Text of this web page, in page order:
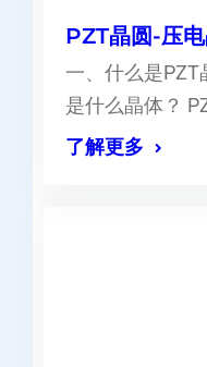
PZT晶圆-压
一、什么是PZT
是什么晶体？
了解更多